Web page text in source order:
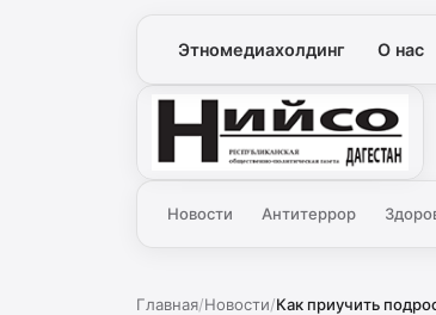
Этномедиахолдинг О нас
Нийсо
Новости Антитеррор
Главная/Новости/Как приучить